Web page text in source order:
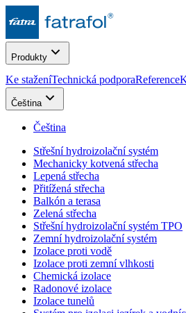
Produkty
Ke staženíTechnická podporaReference
Čeština
Čeština
Střešní hydroizolační systém
Mechanicky kotvená střecha
Lepená střecha
Přitížená střecha
Balkón a terasa
Zelená střecha
Střešní hydroizolační systém TPO
Zemní hydroizolační systém
Izolace proti vodě
Izolace proti zemní vlhkosti
Chemická izolace
Radonové izolace
Izolace tunelů